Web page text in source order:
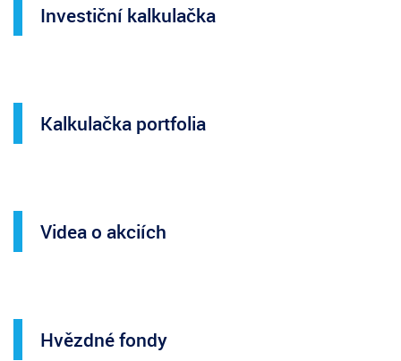
Investiční kalkulačka
Kalkulačka portfolia
Videa o akciích
Hvězdné fondy